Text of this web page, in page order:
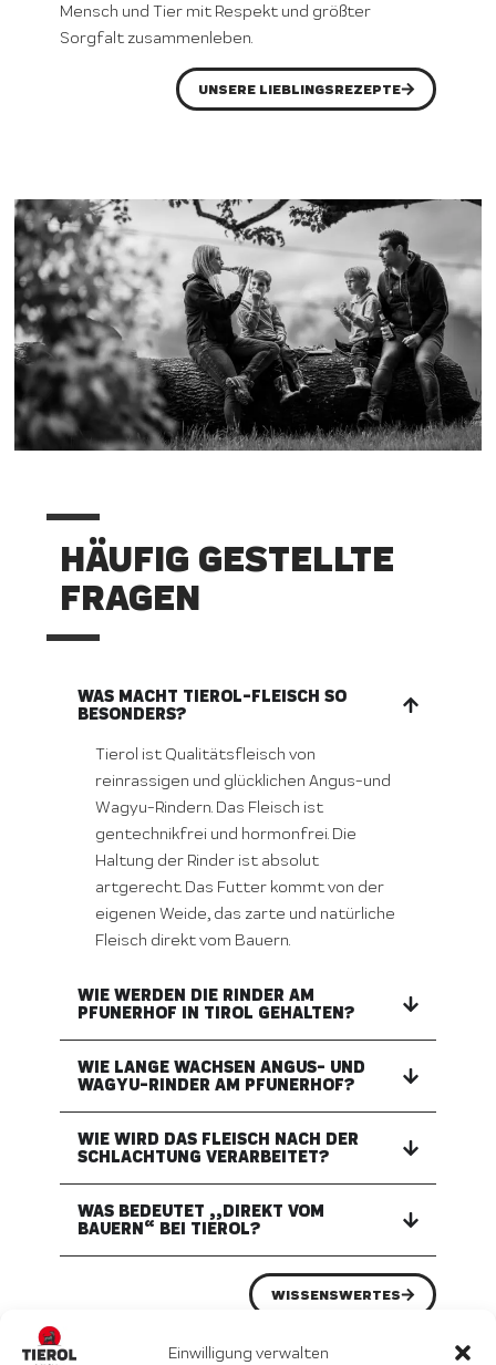
Einwilligung verwalten
Mensch und Tier mit Respekt und größter
Sorgfalt zusammenleben.
UNSERE LIEBLINGSREZEPTE
HÄUFIG GESTELLTE
FRAGEN
WAS MACHT TIEROL-FLEISCH SO
BESONDERS?
Tierol ist Qualitätsfleisch von
reinrassigen und glücklichen Angus-und
Wagyu-Rindern. Das Fleisch ist
gentechnikfrei und hormonfrei. Die
Haltung der Rinder ist absolut
artgerecht. Das Futter kommt von der
eigenen Weide, das zarte und natürliche
Fleisch direkt vom Bauern.
WIE WERDEN DIE RINDER AM
PFUNERHOF IN TIROL GEHALTEN?
WIE LANGE WACHSEN ANGUS- UND
WAGYU-RINDER AM PFUNERHOF?
WIE WIRD DAS FLEISCH NACH DER
SCHLACHTUNG VERARBEITET?
WAS BEDEUTET „„DIREKT VOM
BAUERN“ BEI TIEROL?
WISSENSWERTES